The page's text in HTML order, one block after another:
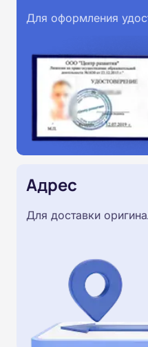
Для оформления
Адрес
Для доставки